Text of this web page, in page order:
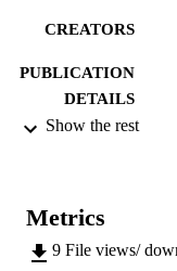
CREATORS
PUBLICATION
DETAILS
SERIES /
VOLUME
Show the rest
Metrics
9 File views/